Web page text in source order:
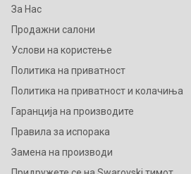
За Нас
Продажни салони
Услови на користење
Политика на приватност
Политика на приватност и колачиња
Гаранција на производите
Правила за испорака
Замена на производи